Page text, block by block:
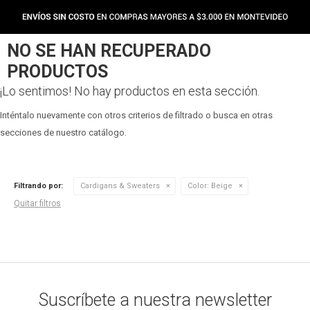
NO SE HAN RECUPERADO
PRODUCTOS
¡Lo sentimos! No hay productos en esta sección.
Inténtalo nuevamente con otros criterios de filtrado o busca en otras
secciones de nuestro catálogo.
Filtrando por: Cardigans & Sweaters Color: Beige
Quitar filtros
Suscríbete a nuestra newsletter